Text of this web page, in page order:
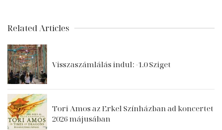
Related Articles
Visszaszámlálás indul: -1.0 Sziget
Tori Amos az Erkel Színházban ad koncertet
2026 májusában